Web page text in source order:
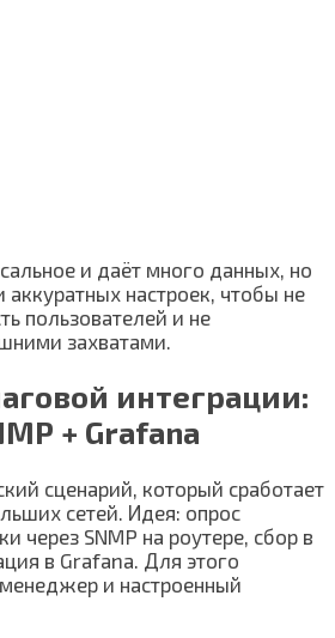
и даёт много данных, но
аккуратных настроек, чтобы не
пользователей и не
захватами.
интеграции:
+ Grafana
сценарий, который сработает
сетей. Идея: опрос
через SNMP на роутере, сбор в
в Grafana. Для этого
и настроенный